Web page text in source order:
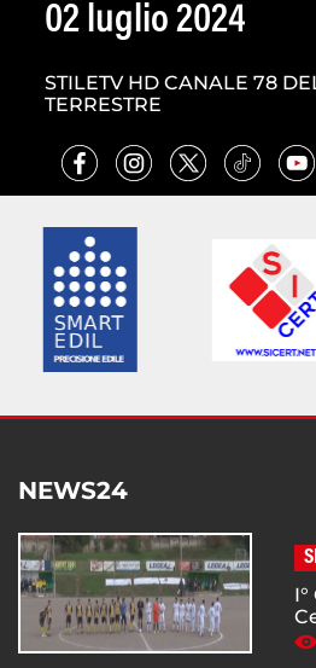
02 luglio 2024
STILETV HD CANALE 78
TERRESTRE
NEWS24